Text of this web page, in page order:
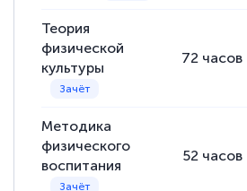
Теория
физической
культуры
72 часов
Методика
физического
воспитания
52 часов